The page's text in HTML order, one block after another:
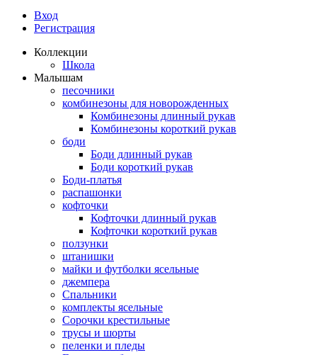
Вход
Регистрация
Коллекции
Школа
Малышам
песочники
комбинезоны для новорожденных
Комбинезоны длинный рукав
Комбинезоны короткий рукав
боди
Боди длинный рукав
Боди короткий рукав
Боди-платья
распашонки
кофточки
Кофточки длинный рукав
Кофточки короткий рукав
ползунки
штанишки
майки и футболки ясельные
джемпера
Спальники
комплекты ясельные
Сорочки крестильные
трусы и шорты
пеленки и пледы